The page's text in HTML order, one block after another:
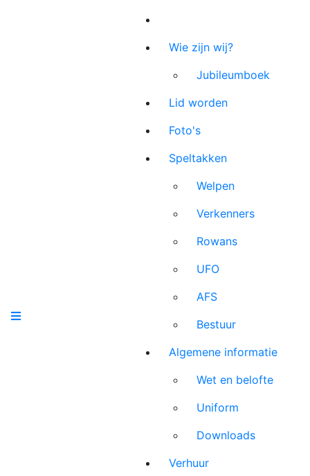
Wie zijn wij?
Jubileumboek
Lid worden
Foto's
Speltakken
Welpen
Verkenners
Rowans
UFO
AFS
Bestuur
Algemene informatie
Wet en belofte
Uniform
Downloads
Verhuur